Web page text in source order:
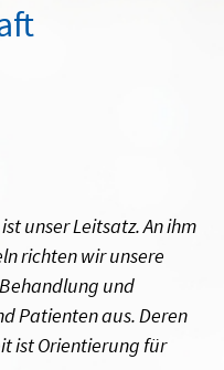
ist unser Leitsatz. An ihm
richten wir unsere
und
Patienten aus. Deren
ist Orientierung für